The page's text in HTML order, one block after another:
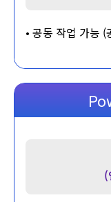
• 공동 작업 가능 (
(